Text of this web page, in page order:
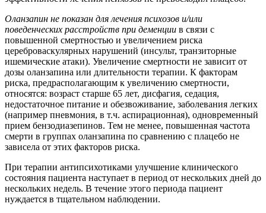
Оланзапин не показан для лечения психозов и/или
поведенческих расстройств при деменции в связи с
повышенной смертностью и увеличением риска
цереброваскулярных нарушений (инсульт, транзиторные
ишемические атаки). Увеличение смертности не зависит от
дозы оланзапина или длительности терапии. К факторам
риска, предрасполагающим к увеличению смертности,
относятся: возраст старше 65 лет, дисфагия, седация,
недостаточное питание и обезвоживание, заболевания легких
(например пневмония, в т.ч. аспирационная), одновременный
прием бензодиазепинов. Тем не менее, повышенная частота
смерти в группах оланзапина по сравнению с плацебо не
зависела от этих факторов риска.
При терапии антипсихотиками улучшение клинического
состояния пациента наступает в период от нескольких дней до
нескольких недель. В течение этого периода пациент
нуждается в тщательном наблюдении.